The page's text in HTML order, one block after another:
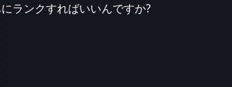
ランクすればいいんですか?